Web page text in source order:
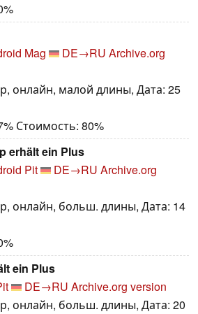
Mag DE→RU Archive.org
онлайн, малой длины, Дата: 25
Стоимость: 80%
erhält ein Plus
Pit DE→RU Archive.org
онлайн, больш. длины, Дата: 14
ein Plus
DE→RU Archive.org version
онлайн, больш. длины, Дата: 20